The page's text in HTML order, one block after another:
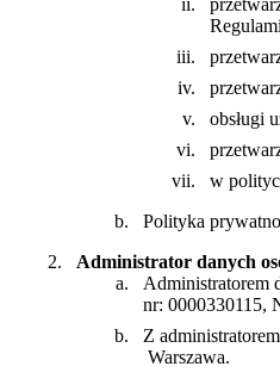
obsługi
w
Polityka
Administrator danych
Administratorem
nr: 0000330115,
Z
Warszawa.